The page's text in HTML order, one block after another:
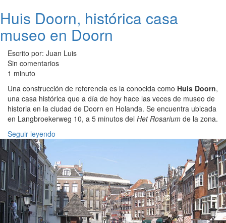
Huis Doorn, histórica casa
museo en Doorn
Escrito por: Juan Luis
Sin comentarios
1 minuto
Una construcción de referencia es la conocida como Huis Doorn,
una casa histórica que a día de hoy hace las veces de museo de
historia en la ciudad de Doorn en Holanda. Se encuentra ubicada
en Langbroekerweg 10, a 5 minutos del Het Rosarium de la zona.
Seguir leyendo